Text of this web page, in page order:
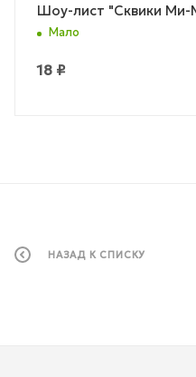
Шоу-лист "Сквики Ми-
Мало
18 ₽
НАЗАД К СПИСКУ